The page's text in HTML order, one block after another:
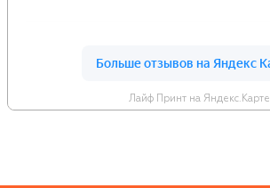
Лайф Принт на Яндекс.Карте